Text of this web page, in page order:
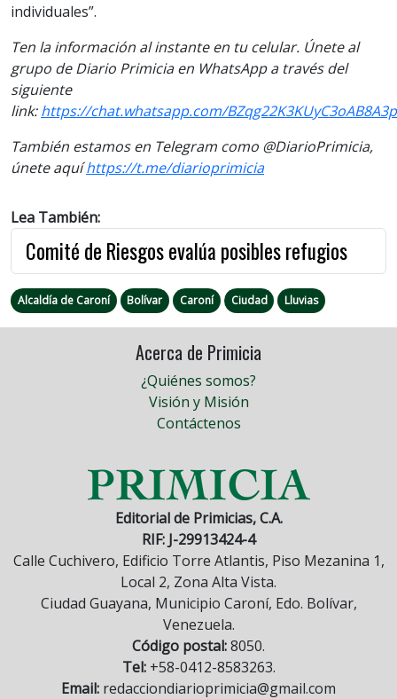
individuales”.
Ten la información al instante en tu celular. Únete al
grupo de Diario Primicia en WhatsApp a través del
siguiente
link:https://chat.whatsapp.com/
También estamos en Telegram como @DiarioPrimicia,
únete aquíhttps://t.me/diarioprimicia
Lea También:
Comité de Riesgos evalúa posibles refugios
Alcaldía de Caroní Bolívar Caroní Ciudad Lluvias
Acerca de Primicia
¿Quiénes somos?
Visión y Misión
Contáctenos
Editorial de Primicias, C.A.
RIF: J-29913424-4
Calle Cuchivero, Edificio Torre Atlantis, Piso Mezanina 1,
Local 2, Zona Alta Vista.
Ciudad Guayana, Municipio Caroní, Edo. Bolívar,
Venezuela.
Código postal:8050.
Tel:+58-0412-8583263.
Email: redacciondiarioprimicia@gmail.com